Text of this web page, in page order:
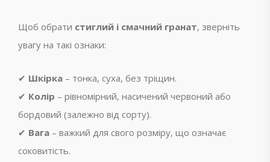
Щоб обрати стиглий і смачний гранат, зверніть
увагу на такі ознаки:
✔ Шкірка – тонка, суха, без тріщин.
✔ Колір – рівномірний, насичений червоний або
бордовий (залежно від сорту).
✔ Вага – важкий для свого розміру, що означає
соковитість.